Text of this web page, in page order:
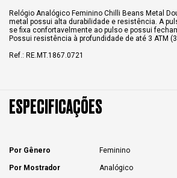
Relógio Analógico Feminino Chilli Beans Metal
metal possui alta durabilidade e resistência. A
se fixa confortavelmente ao pulso e possui
Possui resistência à profundidade de até 3 ATM
Ref.: RE.MT.1867.0721
ESPECIFICAÇÕES
Por Gênero Feminino
Por Mostrador Analógico